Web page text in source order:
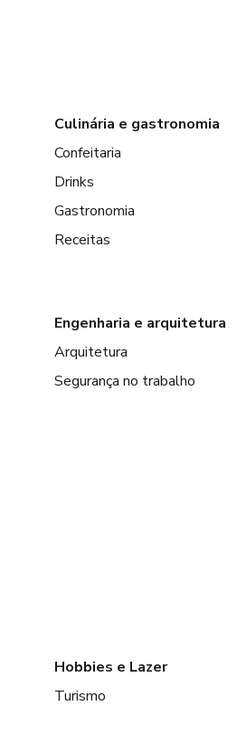
Culinária e gastronomia
Confeitaria
Drinks
Gastronomia
Receitas
Engenharia e arquitetura
Arquitetura
Segurança no trabalho
Hobbies e Lazer
Turismo